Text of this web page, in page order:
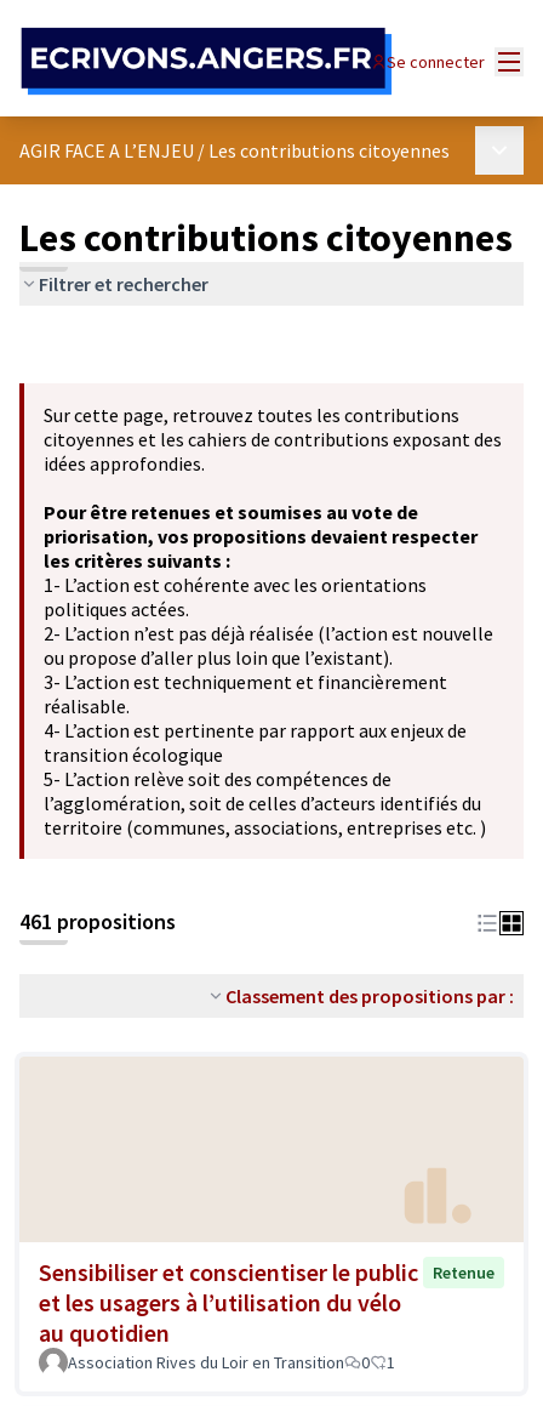
Se connecter
AGIR FACE A L’ENJEU / Les contributions citoyennes
Les contributions citoyennes
Filtrer et rechercher
Sur cette page, retrouvez toutes les contributions
citoyennes et les cahiers de contributions exposant des
idées approfondies.
Pour être retenues et soumises au vote de
priorisation, vos propositions devaient respecter
les critères suivants :
1- L’action est cohérente avec les orientations
politiques actées.
2- L’action n’est pas déjà réalisée (l’action est nouvelle
ou propose d’aller plus loin que l’existant).
3- L’action est techniquement et financièrement
réalisable.
4- L’action est pertinente par rapport aux enjeux de
transition écologique
5- L’action relève soit des compétences de
l’agglomération, soit de celles d’acteurs identifiés du
territoire (communes, associations, entreprises etc. )
461 propositions
Classement des propositions par :
Sensibiliser et conscientiser le public
et les usagers à l’utilisation du vélo
au quotidien
Retenue
Association Rives du Loir en Transition 0 1